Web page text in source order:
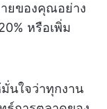
ยของคุณอย่าง
หรือเพิ่ม
นใจว่าทุกงาน